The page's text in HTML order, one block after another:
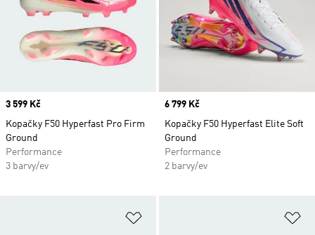
Price
3 599 Kč
Kopačky F50 Hyperfast Pro Firm
Ground
Performance
3 barvy/ev
Price
6 799 Kč
Kopačky F50 Hyperfast Elite Soft
Ground
Performance
2 barvy/ev